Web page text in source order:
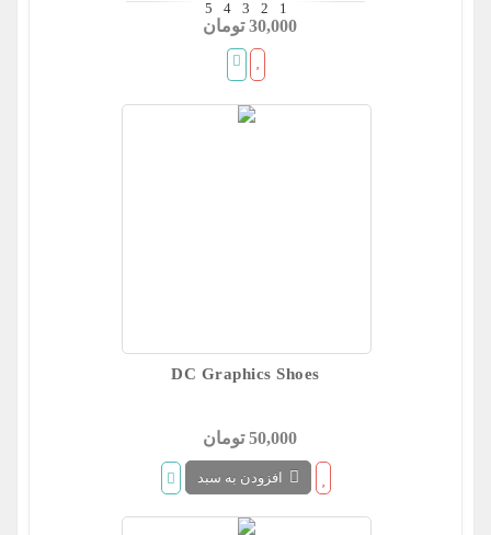
30,000 تومان
DC Graphics Shoes
50,000 تومان
افزودن به سبد